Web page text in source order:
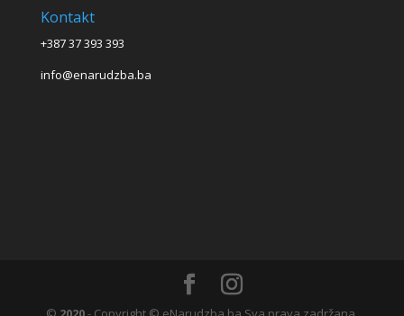
Kontakt
+387 37 393 393
info@enarudzba.ba